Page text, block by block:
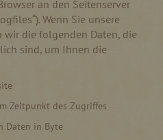
an den Seitenserver
Wenn Sie unsere
wir die folgenden Daten, die
sind, um Ihnen die
Zeitpunkt des Zugriffes
Daten in Byte